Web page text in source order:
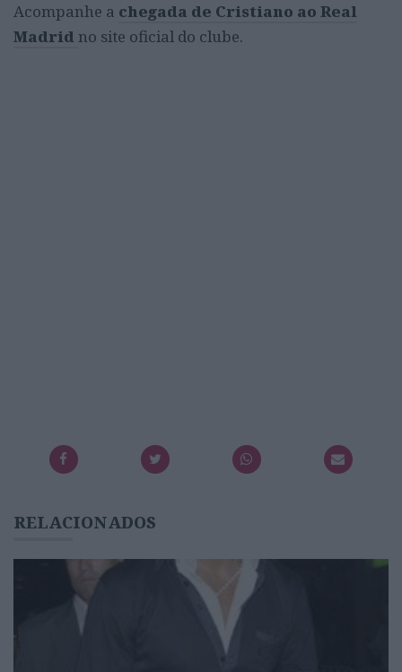
Acompanhe a chegada de Cristiano ao Real
Madrid no site oficial do clube.
RELACIONADOS